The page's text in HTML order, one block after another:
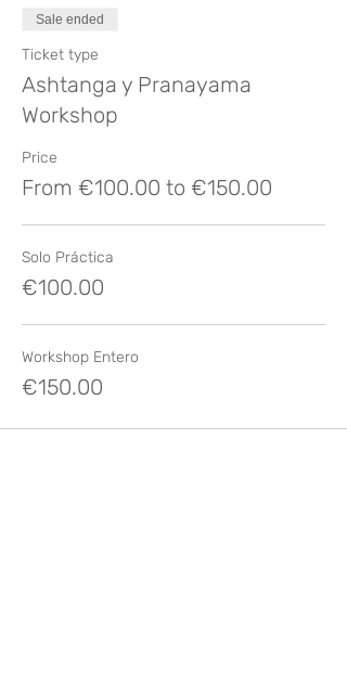
basada en los Yoga Sutras de Patanjali.
Miércoles 21/06
07:00h a 09:15h Mysore Stile.
09:15h a 10:00h espacio de preguntas.
Sale ended
Ticket type
Ashtanga y Pranayama
Workshop
Price
From €100.00 to €150.00
Solo Práctica
€100.00
Workshop Entero
€150.00